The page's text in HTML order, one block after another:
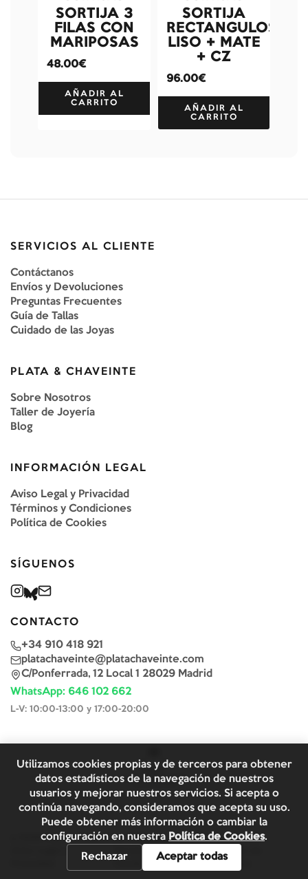
SORTIJA 3
FILAS CON
MARIPOSAS
48.00€
AÑADIR AL
CARRITO
SORTIJA
RECTANGULOS
LISO + MATE
+ CZ
96.00€
AÑADIR AL
CARRITO
SERVICIOS AL CLIENTE
Contáctanos
Envíos y Devoluciones
Preguntas Frecuentes
Guía de Tallas
Cuidado de las Joyas
PLATA & CHAVEINTE
Sobre Nosotros
Taller de Joyería
Blog
INFORMACIÓN LEGAL
Aviso Legal y Privacidad
Términos y Condiciones
Política de Cookies
SÍGUENOS
CONTACTO
+34 910 418 921
platachaveinte@platachaveinte.com
C/Ponferrada, 12 Local 1 28029 Madrid
WhatsApp: 646 102 662
L-V: 10:00-13:00 y 17:00-20:00
2026Plata & Chaveinte. Todos los derechos reservados.
Términos y
Política de
Utilizamos cookies propias y de terceros para obtener
datos estadísticos de la navegación de nuestros
usuarios y mejorar nuestros servicios. Si acepta o
continúa navegando, consideramos que acepta su uso.
Puede obtener más información o cambiar la
configuración en nuestra Política de Cookies.
Rechazar Aceptar todas